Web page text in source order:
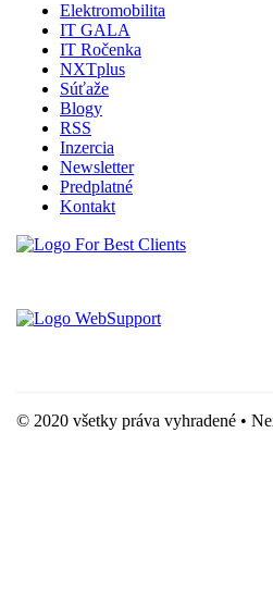
Elektromobilita
IT GALA
IT Ročenka
NXTplus
Súťaže
Blogy
RSS
Inzercia
Newsletter
Predplatné
Kontakt
© 2020 všetky práva vyhradené •